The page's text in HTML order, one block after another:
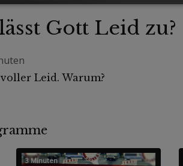
Gott Leid zu?
Leid. Warum?
3 Minuten